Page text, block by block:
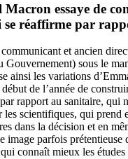
Macron essaye de
réaffirme par
et ancien
Gouvernement) sous le
ainsi les variations
début de l’année de
rapport au sanitaire, qui
les scientifiques, qui prend
dans la décision et en
image parfois prétentieuse
connaît mieux les